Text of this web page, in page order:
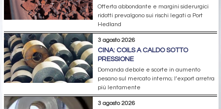
Offerta abbondante e margini siderurgici
ridotti prevalgono sui rischi legati a Port
Hedland
3 agosto 2026
CINA: COILS A CALDO SOTTO
PRESSIONE
Domanda debole e scorte in aumento
pesano sul mercato interno; l’export arretra
più lentamente
3 agosto 2026